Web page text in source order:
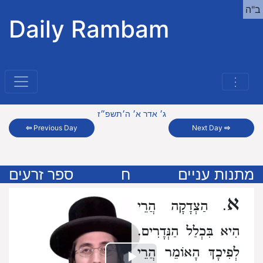
Daily Rambam
⋮
ב"ה
⇦ Previous Day
ג׳ אדר א׳ ה׳תשפ״ז
Next Day⇨
מתנות עניים ח ספר זרעים
א. הַצְדָקָה הֲרֵי
הִיא בִּכְלַל הַנְּדָרִים.
לְפִיכָךְ הָאוֹמֵר הֲרֵי